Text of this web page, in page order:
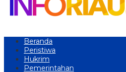
Beranda
Peristiwa
Hukrim
Pemerintahan